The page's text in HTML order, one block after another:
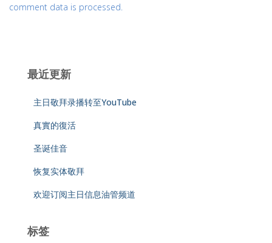
comment data is processed.
最近更新
主日敬拜录播转至YouTube
真實的復活
圣诞佳音
恢复实体敬拜
欢迎订阅主日信息油管频道
标签